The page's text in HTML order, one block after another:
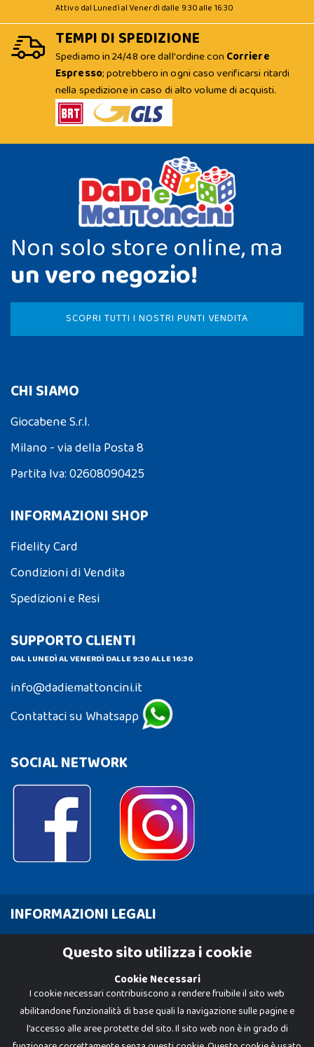
Attivo dal Lunedì al Venerdì dalle 9:30 alle 16:30
TEMPI DI SPEDIZIONE
Spediamo in 24/48 ore dall'ordine con Corriere
Espresso; potrebbero in ogni caso verificarsi ritardi
nella spedizione in caso di alto volume di acquisti.
Non solo store online, ma
un vero negozio!
SCOPRI TUTTI I NOSTRI PUNTI VENDITA
CHI SIAMO
Giocabene S.r.l.
Milano - via della Posta 8
Partita Iva: 02608090425
INFORMAZIONI SHOP
Fidelity Card
Condizioni di Vendita
Spedizioni e Resi
SUPPORTO CLIENTI
DAL LUNEDÌ AL VENERDÌ DALLE 9:30 ALLE 16:30
info@dadiemattoncini.it
Contattaci su Whatsapp
SOCIAL NETWORK
INFORMAZIONI LEGALI
Cookie PolicyQuesto sito utilizza i cookie
Cookie Necessari
I cookie necessari contribuiscono a rendere fruibile il sito web
abilitandone funzionalità di base quali la navigazione sulle pagine e
l'accesso alle aree protette del sito. Il sito web non è in grado di